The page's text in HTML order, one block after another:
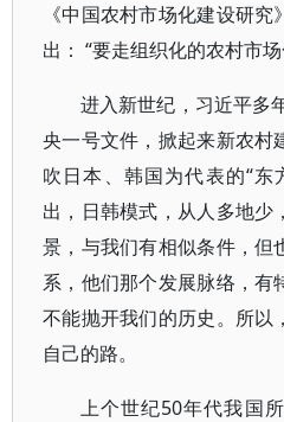
《中国农村市场化建设研
出： “要走组织化的农村市
进入新世纪，习近平多
央一号文件，掀起来新农村
吹日本、韩国为代表的“东
出，日韩模式，从人多地少
景，与我们有相似条件，但
系，他们那个发展脉络，有
不能抛开我们的历史。所以
自己的路。
上个世纪50年代我国